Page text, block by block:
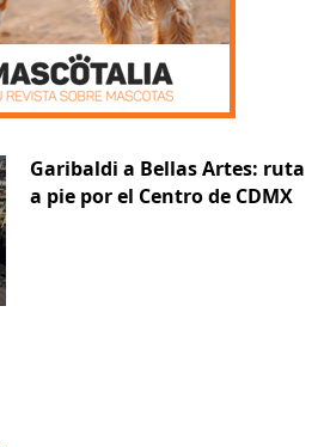
Garibaldi a Bellas Artes: ruta
a pie por el Centro de CDMX